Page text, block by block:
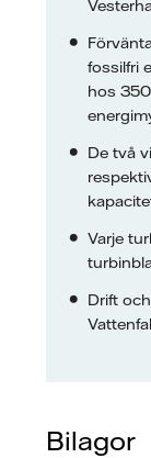
fossilfri
hos
De två
Varje
Drift
Bilagor